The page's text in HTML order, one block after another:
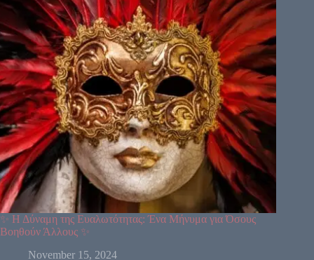
✨ Η Δύναμη της Ευαλωτότητας: Ένα Μήνυμα για Όσους
Βοηθούν Άλλους ✨
November 15, 2024